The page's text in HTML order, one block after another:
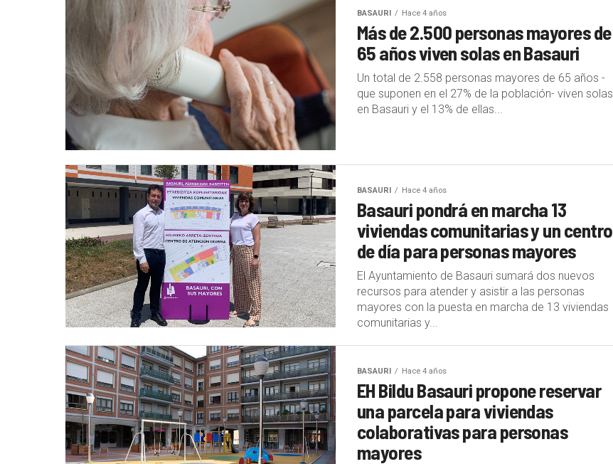
BASAURI Hace 4 años
Más de 2.500 personas mayores de
65 años viven solas en Basauri
Un total de 2.558 personas mayores de 65 años -
que suponen en el 27% de la población- viven solas
en Basauri y el 13% de ellas...
BASAURI Hace 4 años
Basauri pondrá en marcha 13
viviendas comunitarias y un centro
de día para personas mayores
El Ayuntamiento de Basauri sumará dos nuevos
recursos para atender y asistir a las personas
mayores con la puesta en marcha de 13 viviendas
comunitarias y...
BASAURI Hace 4 años
EH Bildu Basauri propone reservar
una parcela para viviendas
colaborativas para personas
mayores